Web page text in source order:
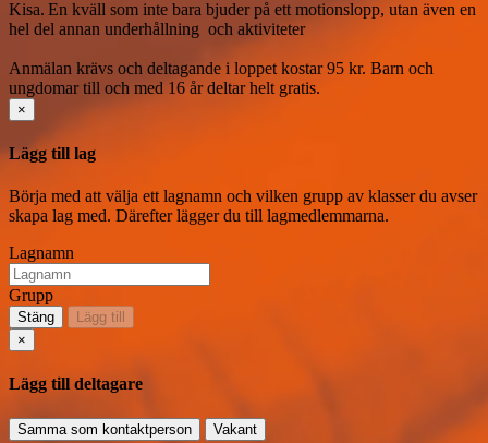
Kisa. En kväll som inte bara bjuder på ett motionslopp, utan även en
hel del annan underhållning  och aktiviteter
Anmälan krävs och deltagande i loppet kostar 95 kr. Barn och
ungdomar till och med 16 år deltar helt gratis.
×
Lägg till lag
Börja med att välja ett lagnamn och vilken grupp av klasser du avser
skapa lag med. Därefter lägger du till lagmedlemmarna.
Lagnamn
Grupp
Stäng
Lägg till
×
Lägg till deltagare
Samma som kontaktperson Vakant